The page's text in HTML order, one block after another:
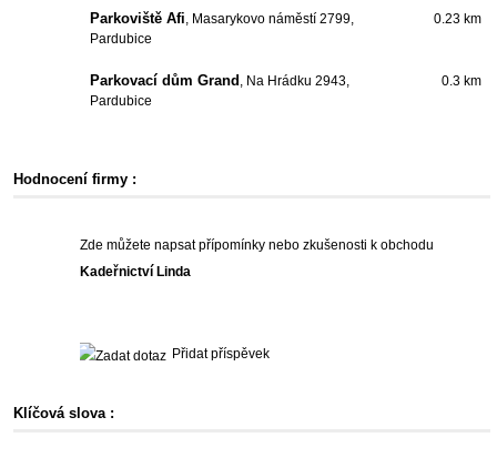
Parkoviště Afi, Masarykovo náměstí 2799,
Pardubice
0.23 km
Parkovací dům Grand , Na Hrádku 2943,
Pardubice
0.3 km
Hodnocení firmy :
Zde můžete napsat přípomínky nebo zkušenosti k obchodu
Kadeřnictví Linda
Přidat příspěvek
Klíčová slova :